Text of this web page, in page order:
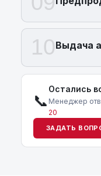
10Выдача
📞
Остались
Менеджер
20
ЗАДАТЬ